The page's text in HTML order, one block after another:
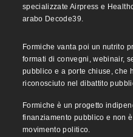
specializzate Airpress e
arabo Decode39.
Formiche vanta poi un nutrito
formati di convegni, webinair,
pubblico e a porte chiuse, che
riconosciuto nel dibattito
Formiche è un progetto
finanziamento pubblico e non
movimento politico.